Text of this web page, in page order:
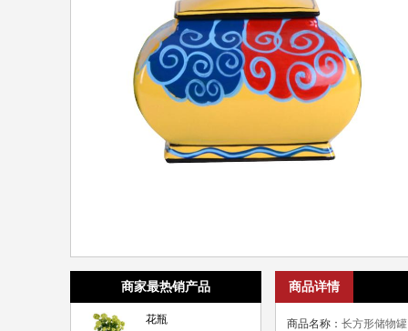
商家最热销产品
花瓶
商品详情
商品名称： 长方形储物罐